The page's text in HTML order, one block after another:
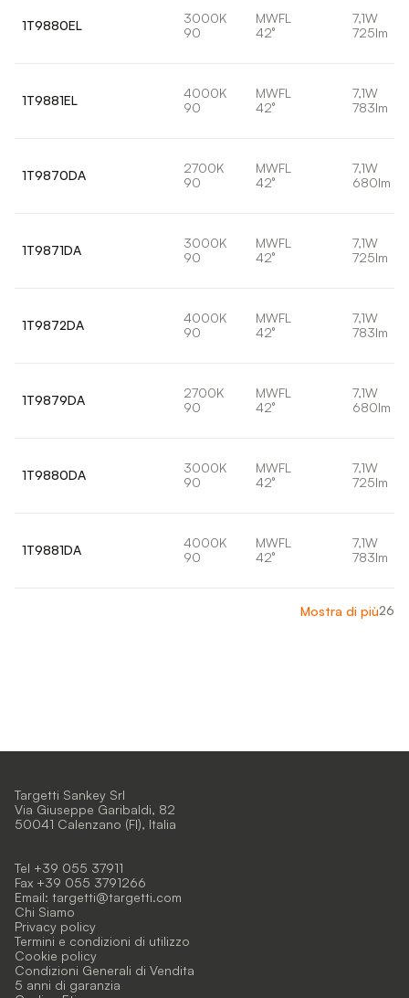
1T9880EL
3000K
90
MWFL
42°
7,1W
725lm
1T9881EL
4000K
90
MWFL
42°
7,1W
783lm
1T9870DA
2700K
90
MWFL
42°
7,1W
680lm
1T9871DA
3000K
90
MWFL
42°
7,1W
725lm
1T9872DA
4000K
90
MWFL
42°
7,1W
783lm
1T9879DA
2700K
90
MWFL
42°
7,1W
680lm
1T9880DA
3000K
90
MWFL
42°
7,1W
725lm
1T9881DA
4000K
90
MWFL
42°
7,1W
783lm
Mostra di più26
Targetti Sankey Srl
Via Giuseppe Garibaldi, 82
50041 Calenzano (FI), Italia
Tel +39 055 37911
Fax +39 055 3791266
Email: targetti@targetti.com
Chi Siamo
Privacy policy
Termini e condizioni di utilizzo
Cookie policy
Condizioni Generali di Vendita
5 anni di garanzia